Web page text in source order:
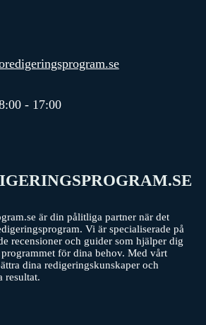
- 17:00
är din pålitliga partner när det
Vi är specialiserade på
recensioner och guider som hjälper dig
för dina behov. Med vårt
dina redigeringskunskaper och
resultat.